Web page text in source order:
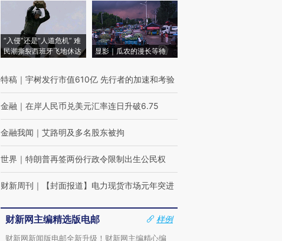
“入侵”还是“人道危机” 难
民潮撕裂西班牙飞地休达
显影｜瓜农的漫长等待
特稿 ｜ 宇树发行市值610亿 先行者的加速和考验
金融 ｜ 在岸人民币兑美元汇率连日升破6.75
金融我闻 ｜ 艾路明及多名股东被拘
世界 ｜ 特朗普再签两份行政令限制出生公民权
财新周刊 ｜ 【封面报道】电力现货市场元年突进
财新网主编精选版电邮
样例
财新网新闻版电邮全新升级！财新网主编精心编